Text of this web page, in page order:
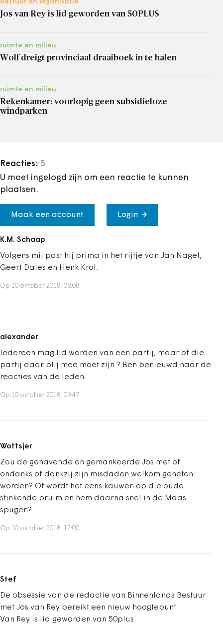
bestuur en organisatie
Jos van Rey is lid geworden van 50PLUS
ruimte en milieu
Wolf dreigt provinciaal draaiboek in te halen
ruimte en milieu
Rekenkamer: voorlopig geen subsidieloze
windparken
Reacties: 5
U moet ingelogd zijn om een reactie te kunnen
plaatsen.
Maak een account Login
K.M. Schaap
Volgens mij past hij prima in het rijtje van Jan Nagel,
Geert Dales en Henk Krol.
Op 10 oktober 2018, 08:08
alexander
Iedereen mag lid worden van een partij, maar of die
partij daar blij mee moet zijn ? Ben benieuwd naar de
reacties van de leden.
Op 10 oktober 2018, 09:47
Wottsjer
Zou de gehavende en gemankeerde Jos met of
ondanks of dankzij zijn misdaden welkom geheten
worden? Of wordt het eens kauwen op die oude
stinkende pruim en hem daarna snel in de Maas
spugen?
Op 10 oktober 2018, 12:00
Stef
De obsessie van de redactie van Binnenlands Bestuur
met Jos van Rey bereikt een nieuw hoogtepunt:
Van Rey is lid geworden van 50plus.